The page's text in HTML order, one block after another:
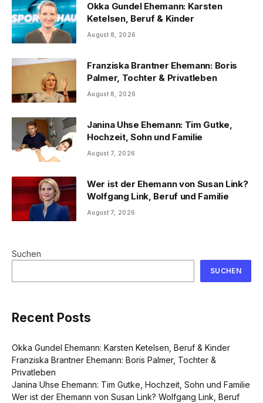
Okka Gundel Ehemann: Karsten
Ketelsen, Beruf & Kinder
August 8, 2026
Franziska Brantner Ehemann: Boris
Palmer, Tochter & Privatleben
August 8, 2026
Janina Uhse Ehemann: Tim Gutke,
Hochzeit, Sohn und Familie
August 7, 2026
Wer ist der Ehemann von Susan Link?
Wolfgang Link, Beruf und Familie
August 7, 2026
Suchen
SUCHEN
Recent Posts
Okka Gundel Ehemann: Karsten Ketelsen, Beruf & Kinder
Franziska Brantner Ehemann: Boris Palmer, Tochter &
Privatleben
Janina Uhse Ehemann: Tim Gutke, Hochzeit, Sohn und Familie
Wer ist der Ehemann von Susan Link? Wolfgang Link, Beruf